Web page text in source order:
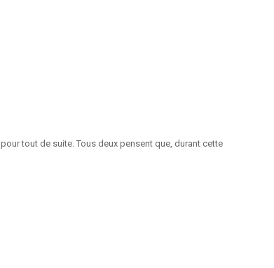
tout de suite. Tous deux pensent que, durant cette